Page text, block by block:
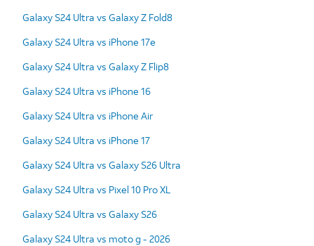
Galaxy S24 Ultra vs Galaxy Z Fold8
Galaxy S24 Ultra vs iPhone 17e
Galaxy S24 Ultra vs Galaxy Z Flip8
Galaxy S24 Ultra vs iPhone 16
Galaxy S24 Ultra vs iPhone Air
Galaxy S24 Ultra vs iPhone 17
Galaxy S24 Ultra vs Galaxy S26 Ultra
Galaxy S24 Ultra vs Pixel 10 Pro XL
Galaxy S24 Ultra vs Galaxy S26
Galaxy S24 Ultra vs moto g - 2026